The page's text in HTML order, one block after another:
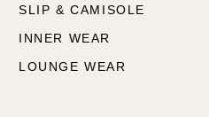
SLIP & CAMISOLE
INNER WEAR
LOUNGE WEAR